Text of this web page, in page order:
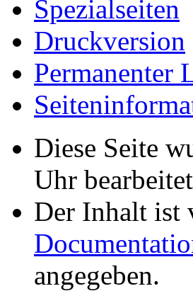
Spezialseiten
Druckversion
Permanenter
Diese Seite
Uhr
Der Inhalt ist
angegeben.